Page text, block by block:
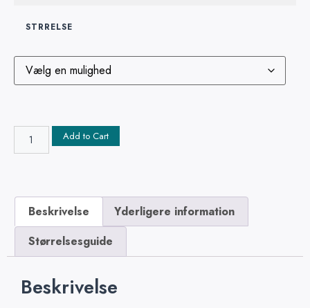
STRRELSE
Add to Cart
Beskrivelse
Yderligere information
Størrelsesguide
Beskrivelse